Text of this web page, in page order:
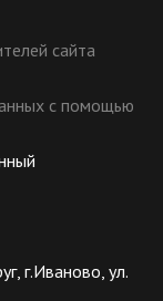
журналов
правовая
при
сайта
с помощью
г.Иваново, ул.